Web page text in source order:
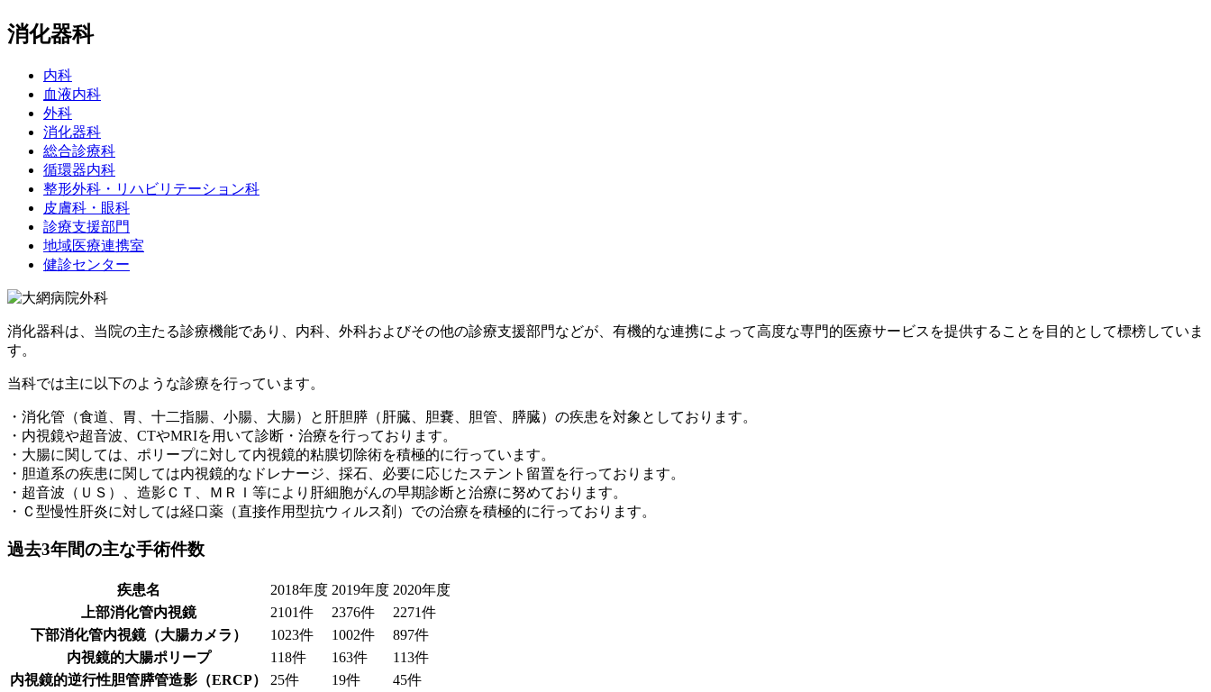
消化器科
内科
血液内科
外科
消化器科
総合診療科
循環器内科
整形外科・リハビリテーション科
皮膚科・眼科
診療支援部門
地域医療連携室
健診センター
消化器科は、当院の主たる診療機能であり、内科、外科およびその他の診療支援部門などが、有機的な連携によって高度な専門的医療サービスを提供することを目的として標榜していま
す。
当科では主に以下のような診療を行っています。
・消化管（食道、胃、十二指腸、小腸、大腸）と肝胆膵（肝臓、胆嚢、胆管、膵臓）の疾患を対象としております。
・内視鏡や超音波、CTやMRIを用いて診断・治療を行っております。
・大腸に関しては、ポリープに対して内視鏡的粘膜切除術を積極的に行っています。
・胆道系の疾患に関しては内視鏡的なドレナージ、採石、必要に応じたステント留置を行っております。
・超音波（ＵＳ）、造影ＣＴ、ＭＲＩ等により肝細胞がんの早期診断と治療に努めております。
・Ｃ型慢性肝炎に対しては経口薬（直接作用型抗ウィルス剤）での治療を積極的に行っております。
過去3年間の主な手術件数
疾患名 2018年度 2019年度 2020年度
上部消化管内視鏡
2101件 2376件
2271件
下部消化管内視鏡（大腸カメラ）
1023件 1002件
897件
内視鏡的大腸ポリープ
118件 163件
113件
内視鏡的逆行性胆管膵管造影（ERCP）
25件 19件 45件